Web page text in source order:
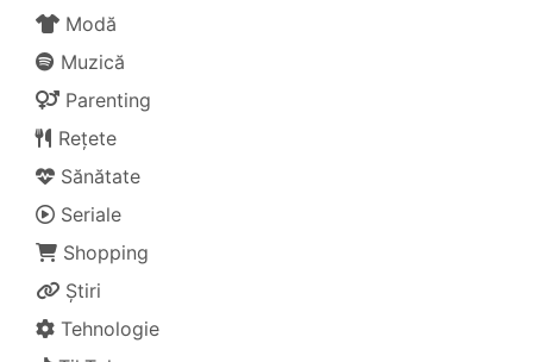
Modă
Muzică
Parenting
Rețete
Sănătate
Seriale
Shopping
Știri
Tehnologie